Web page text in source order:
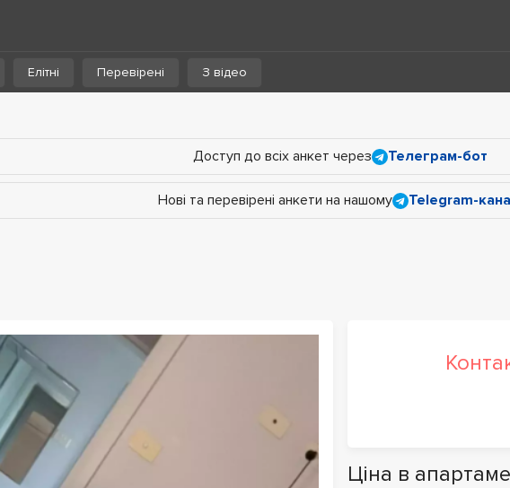
Елітні Перевірені З відео
Доступ до всіх анкет через Телеграм-бот
Нові та перевірені анкети на нашому Telegram-
Ціна в